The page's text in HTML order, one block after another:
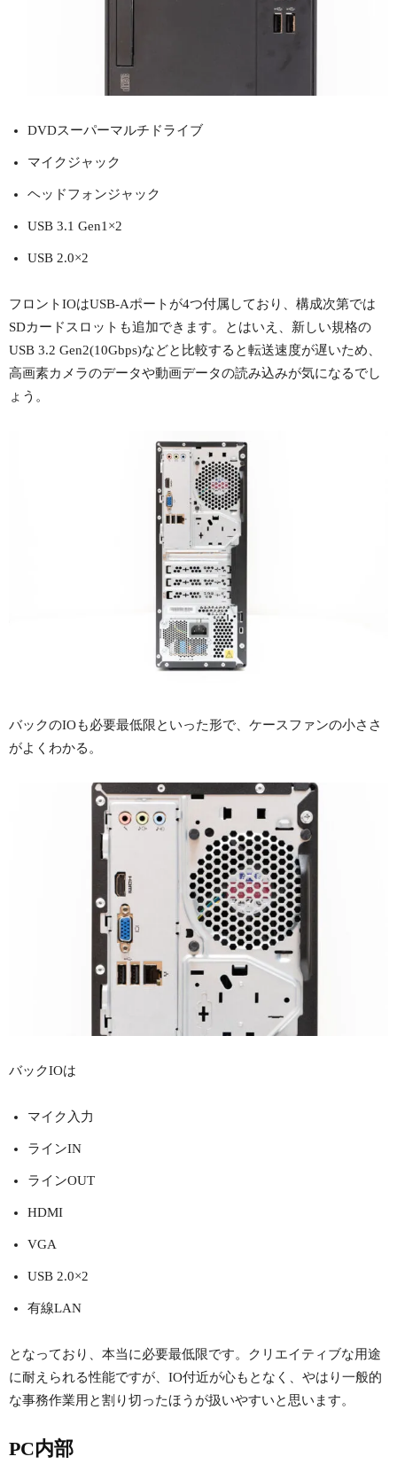
DVDスーパーマルチドライブ
マイクジャック
ヘッドフォンジャック
USB 3.1 Gen1×2
USB 2.0×2
フロントIOはUSB-Aポートが4つ付属しており、構成次第では
SDカードスロットも追加できます。とはいえ、新しい規格の
USB 3.2 Gen2(10Gbps)などと比較すると転送速度が遅いため、
高画素カメラのデータや動画データの読み込みが気になるでし
ょう。
バックのIOも必要最低限といった形で、ケースファンの小ささ
がよくわかる。
バックIOは
マイク入力
ラインIN
ラインOUT
HDMI
VGA
USB 2.0×2
有線LAN
となっており、本当に必要最低限です。クリエイティブな用途
に耐えられる性能ですが、IO付近が心もとなく、やはり一般的
な事務作業用と割り切ったほうが扱いやすいと思います。
PC内部